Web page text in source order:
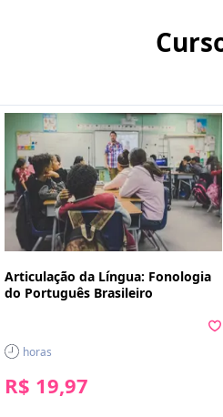
Articulação da Língua: Fonologia
do Português Brasileiro
horas
R$ 19,97